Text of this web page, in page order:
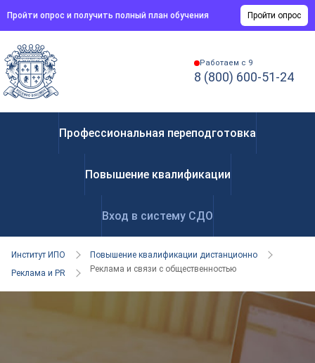
Пройти опрос и получить полный план обучения Пройти опрос
Работаем с 9
8 (800) 600-51-24
Профессиональная переподготовка
Повышение квалификации
Вход в систему СДО
Институт ИПО
Повышение квалификации дистанционно
Реклама и PR
Реклама и связи с общественностью